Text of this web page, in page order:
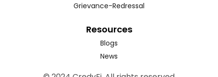
Grievance-Redressal
Resources
Blogs
News